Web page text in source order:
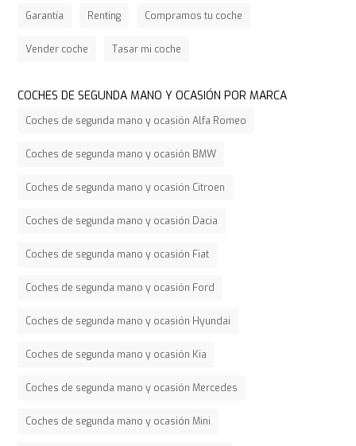
Garantía Renting Compramos tu coche
Vender coche Tasar mi coche
COCHES DE SEGUNDA MANO Y OCASIÓN POR MARCA
Coches de segunda mano y ocasión Alfa Romeo
Coches de segunda mano y ocasión BMW
Coches de segunda mano y ocasión Citroen
Coches de segunda mano y ocasión Dacia
Coches de segunda mano y ocasión Fiat
Coches de segunda mano y ocasión Ford
Coches de segunda mano y ocasión Hyundai
Coches de segunda mano y ocasión Kia
Coches de segunda mano y ocasión Mercedes
Coches de segunda mano y ocasión Mini